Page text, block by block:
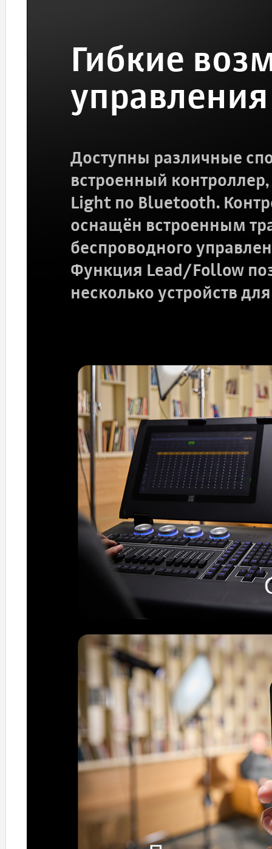
Гибкие
управления
Доступны различные
встроенный
Light по Bluetooth.
оснащён встроенным
беспроводного
Функция Lead/Follow
несколько устройств